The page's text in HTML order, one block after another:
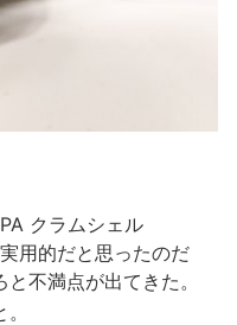
クラムシェル
用的だと思ったのだ
不満点が出てきた。